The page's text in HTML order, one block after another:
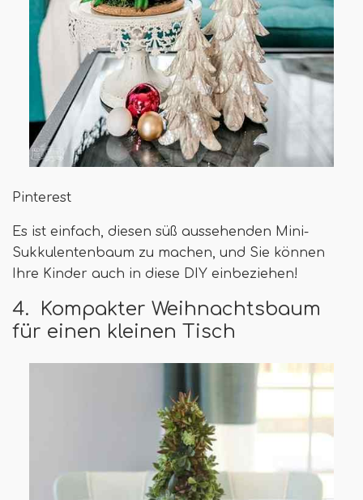
Pinterest
Es ist einfach, diesen süß aussehenden Mini-
Sukkulentenbaum zu machen, und Sie können
Ihre Kinder auch in diese DIY einbeziehen!
4. Kompakter Weihnachtsbaum
für einen kleinen Tisch